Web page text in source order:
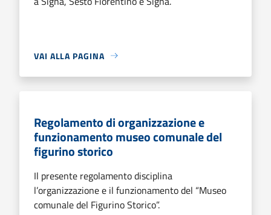
VAI ALLA PAGINA
Regolamento di organizzazione e
funzionamento museo comunale del
figurino storico
Il presente regolamento disciplina
l’organizzazione e il funzionamento del “Museo
comunale del Figurino Storico”.